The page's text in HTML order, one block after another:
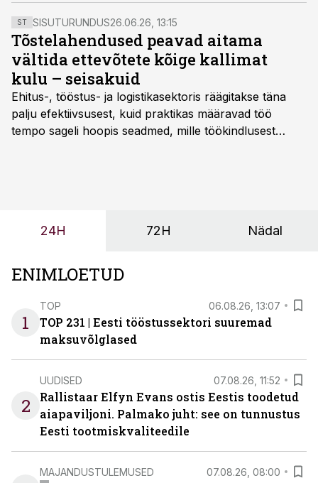
ST SISUTURUNDUS26.06.26, 13:15
Tõstelahendused peavad aitama
vältida ettevõtete kõige kallimat
kulu – seisakuid
Ehitus-, tööstus- ja logistikasektoris räägitakse täna
palju efektiivsusest, kuid praktikas määravad töö
tempo sageli hoopis seadmed, mille töökindlusest
24H 72H Nädal
ENIMLOETUD
1
TOP 06.08.26, 13:07
TOP 231 | Eesti tööstussektori suuremad
maksuvõlglased
2
UUDISED 07.08.26, 11:52
Rallistaar Elfyn Evans ostis Eestis toodetud
aiapaviljoni. Palmako juht: see on tunnustus
Eesti tootmiskvaliteedile
MAJANDUSTULEMUSED 07.08.26, 08:00